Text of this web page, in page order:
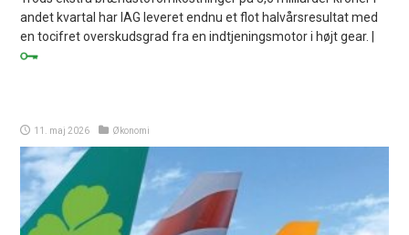
andet kvartal har IAG leveret endnu et flot halvårsresultat med
en tocifret overskudsgrad fra en indtjeningsmotor i højt gear. |
11. maj 2026 Økonomi